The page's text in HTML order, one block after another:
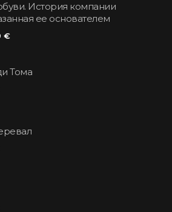
История компании
ее основателем
€
Тома